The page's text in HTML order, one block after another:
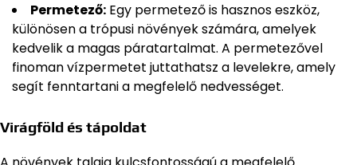
Permetező: Egy permetező is hasznos eszköz,
különösen a trópusi növények számára, amelyek
kedvelik a magas páratartalmat. A permetezővel
finoman vízpermetet juttathatsz a levelekre, amely
segít fenntartani a megfelelő nedvességet.
Virágföld és tápoldat